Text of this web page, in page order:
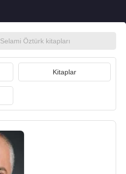
Selami Öztürk kitapları
Kitaplar